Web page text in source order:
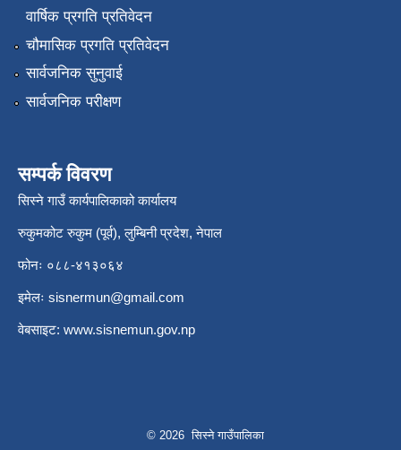
वार्षिक प्रगति प्रतिवेदन
चौमासिक प्रगति प्रतिवेदन
सार्वजनिक सुनुवाई
सार्वजनिक परीक्षण
सम्पर्क विवरण
सिस्ने गाउँ कार्यपालिकाको कार्यालय
रुकुमकोट रुकुम (पूर्व), लुम्बिनी प्रदेश, नेपाल
फोनः ०८८-४१३०६४
इमेलः sisnermun@gmail.com
वेबसाइट: www.sisnemun.gov.np
© 2026 सिस्ने गाउँपालिका